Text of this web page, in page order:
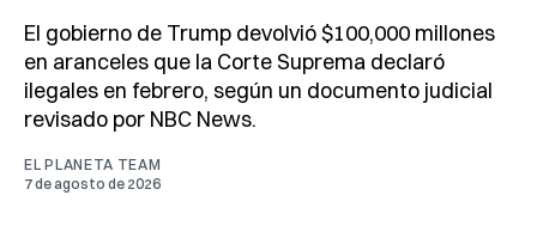
El gobierno de Trump devolvió $100,000 millones
en aranceles que la Corte Suprema declaró
ilegales en febrero, según un documento judicial
revisado por NBC News.
EL PLANETA TEAM
7 de agosto de 2026